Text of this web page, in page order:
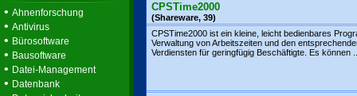
• Ahnenforschung
• Antivirus
• Bürosoftware
• Bausoftware
• Datei-Management
• Datenbank
CPSTime2000
(Shareware, 39)
CPSTime2000 ist ein kleine, leicht bedienbares
Verwaltung von Arbeitszeiten und den
Verdiensten für geringfügig Beschäftigte. Es können